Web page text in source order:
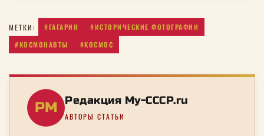
МЕТКИ: #ГАГАРИН
#ИСТОРИЧЕСКИЕ ФОТОГРАФИИ
#КОСМОНАВТЫ
#КОСМОС
РM Редакция My-CCCP.ru
АВТОРЫ СТАТЬИ